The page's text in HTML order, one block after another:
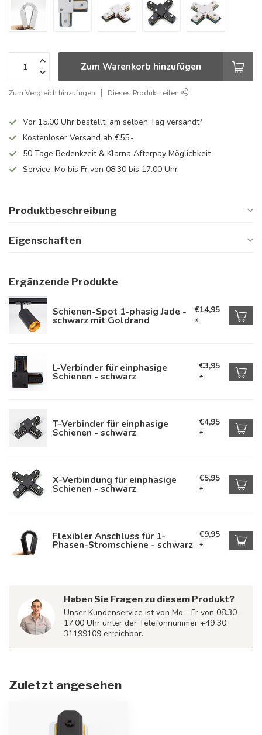
Zum Warenkorb hinzufügen
Zum Vergleich hinzufügen Dieses Produkt teilen
Vor 15.00 Uhr bestellt, am selben Tag versandt*
Kostenloser Versand ab €55,-
50 Tage Bedenkzeit & Klarna Afterpay Möglichkeit
Service: Mo bis Fr von 08.30 bis 17.00 Uhr
Produktbeschreibung
Eigenschaften
Ergänzende Produkte
Schienen-Spot 1-phasig Jade -
schwarz mit Goldrand
€14,95
*
L-Verbinder für einphasige
Schienen - schwarz
€3,95
*
T-Verbinder für einphasige
Schienen - schwarz
€4,95
*
X-Verbindung für einphasige
Schienen - schwarz
€5,95
*
Flexibler Anschluss für 1-
Phasen-Stromschiene - schwarz
€9,95
*
Haben Sie Fragen zu diesem Produkt?
Unser Kundenservice ist von Mo - Fr von 08.30 -
17.00 Uhr unter der Telefonnummer +49 30
31199109 erreichbar.
Zuletzt angesehen